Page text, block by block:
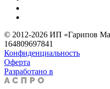
© 2012-2026 ИП «Гарипов
164809697841
Конфиденциальность
Оферта
Разработано в